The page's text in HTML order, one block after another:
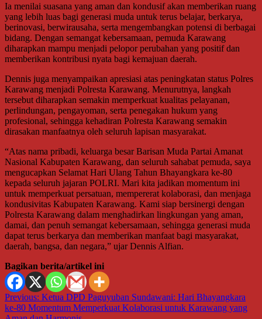
Ia menilai suasana yang aman dan kondusif akan memberikan ruang
yang lebih luas bagi generasi muda untuk terus belajar, berkarya,
berinovasi, berwirausaha, serta mengembangkan potensi di berbagai
bidang. Dengan semangat kebersamaan, pemuda Karawang
diharapkan mampu menjadi pelopor perubahan yang positif dan
memberikan kontribusi nyata bagi kemajuan daerah.
Dennis juga menyampaikan apresiasi atas peningkatan status Polres
Karawang menjadi Polresta Karawang. Menurutnya, langkah
tersebut diharapkan semakin memperkuat kualitas pelayanan,
perlindungan, pengayoman, serta penegakan hukum yang
profesional, sehingga kehadiran Polresta Karawang semakin
dirasakan manfaatnya oleh seluruh lapisan masyarakat.
“Atas nama pribadi, keluarga besar Barisan Muda Partai Amanat
Nasional Kabupaten Karawang, dan seluruh sahabat pemuda, saya
mengucapkan Selamat Hari Ulang Tahun Bhayangkara ke-80
kepada seluruh jajaran POLRI. Mari kita jadikan momentum ini
untuk memperkuat persatuan, mempererat kolaborasi, dan menjaga
kondusivitas Kabupaten Karawang. Kami siap bersinergi dengan
Polresta Karawang dalam menghadirkan lingkungan yang aman,
damai, dan penuh semangat kebersamaan, sehingga generasi muda
dapat terus berkarya dan memberikan manfaat bagi masyarakat,
daerah, bangsa, dan negara,” ujar Dennis Alfian.
Bagikan berita/artikel ini
Navigasi
pos
Previous: Ketua DPD Paguyuban Sundawani: Hari Bhayangkara
ke-80 Momentum Memperkuat Kolaborasi untuk Karawang yang